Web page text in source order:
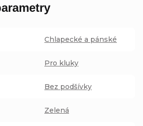
Chlapecké a pánské
Pro kluky
Bez podšívky
Zelená